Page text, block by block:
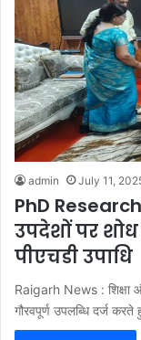
admin July 11,
PhD
उपदेशों पर
पीएचडी उपाधि
Raigarh News :
गौरवपूर्ण उपलब्धि दर्ज करते